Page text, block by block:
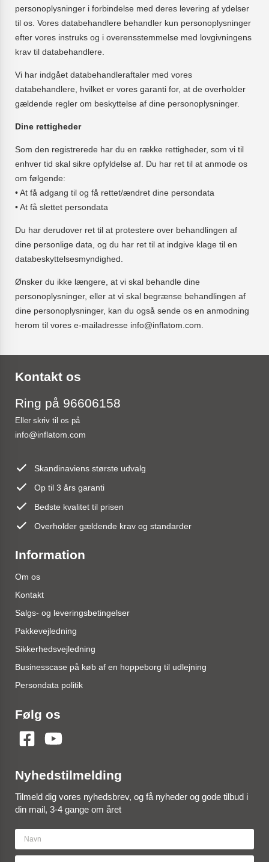
personoplysninger i forbindelse med deres levering af ydelser
til os. Vores databehandlere behandler kun personoplysninger
efter vores instruks og i overensstemmelse med lovgivningens
krav til databehandlere.
Vi har indgået databehandleraftaler med vores
databehandlere, hvilket er vores garanti for, at de overholder
gældende regler om beskyttelse af dine personoplysninger.
Dine rettigheder
Som den registrerede har du en række rettigheder, som vi til
enhver tid skal sikre opfyldelse af. Du har ret til at anmode os
om følgende:
• At få adgang til og få rettet/ændret dine persondata
• At få slettet persondata
Du har derudover ret til at protestere over behandlingen af
dine personlige data, og du har ret til at indgive klage til en
databeskyttelsesmyndighed.
Ønsker du ikke længere, at vi skal behandle dine
personoplysninger, eller at vi skal begrænse behandlingen af
dine personoplysninger, kan du også sende os en anmodning
herom til vores e-mailadresse info@inflatom.com.
Kontakt os
Ring på 96606158
Eller skriv til os på
info@inflatom.com
Skandinaviens største udvalg
Op til 3 års garanti
Bedste kvalitet til prisen
Overholder gældende krav og standarder
Information
Om os
Kontakt
Salgs- og leveringsbetingelser
Pakkevejledning
Sikkerhedsvejledning
Businesscase på køb af en hoppeborg til udlejning
Persondata politik
Følg os
Nyhedstilmelding
Tilmeld dig vores nyhedsbrev, og få nyheder og gode tilbud i
din mail, 3-4 gange om året